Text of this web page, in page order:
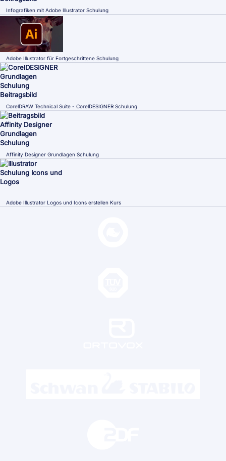
Infografiken mit Adobe Illustrator Schulung
Adobe Illustrator für Fortgeschrittene Schulung
CorelDRAW Technical Suite - CorelDESIGNER Schulung
Affinity Designer Grundlagen Schulung
Adobe Illustrator Logos und Icons erstellen Kurs